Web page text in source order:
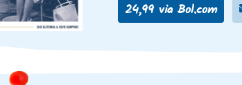
24,99 via Bol.com